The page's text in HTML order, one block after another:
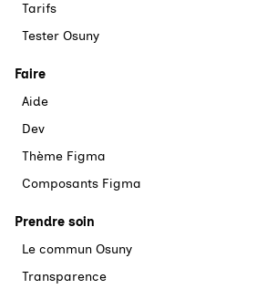
Tarifs
Tester Osuny
Faire
Aide
Dev
Thème Figma
Composants Figma
Prendre soin
Le commun Osuny
Transparence